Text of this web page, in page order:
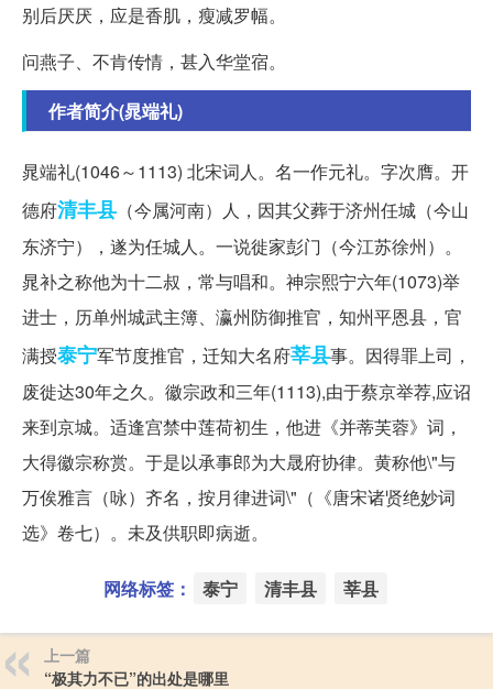
别后厌厌，应是香肌，瘦减罗幅。
问燕子、不肯传情，甚入华堂宿。
作者简介(晁端礼)
晁端礼(1046～1113) 北宋词人。名一作元礼。字次膺。开
德府清丰县 （今属河南）人，因其父葬于济州任城（今山
东济宁），遂为任城人。一说徙家彭门（今江苏徐州）。
晁补之称他为十二叔，常与唱和。神宗熙宁六年(1073)举
进士，历单州城武主簿、瀛州防御推官，知州平恩县，官
满授泰宁军节度推官，迁知大名府莘县事。因得罪上司，
废徙达30年之久。徽宗政和三年(1113),由于蔡京举荐,应诏
来到京城。适逢宫禁中莲荷初生，他进《并蒂芙蓉》词，
大得徽宗称赏。于是以承事郎为大晟府协律。黄称他\"与
万俟雅言（咏）齐名，按月律进词\"（《唐宋诸贤绝妙词
选》卷七）。未及供职即病逝。
网络标签： 泰宁 清丰县 莘县
上一篇
“极其力不已”的出处是哪里